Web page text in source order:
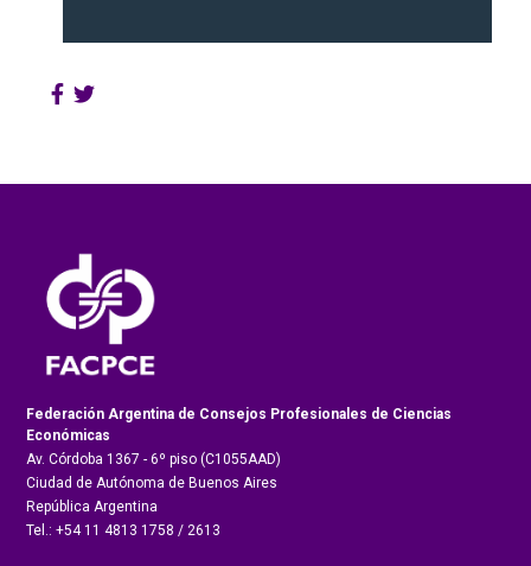
Federación Argentina de Consejos Profesionales de Ciencias
Económicas
Av. Córdoba 1367 - 6º piso (C1055AAD)
Ciudad de Autónoma de Buenos Aires
República Argentina
Tel.: +54 11 4813 1758 / 2613